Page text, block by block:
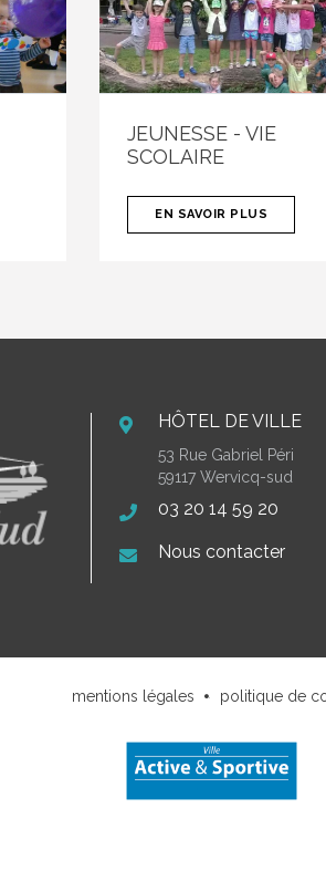
JEUNESSE - VIE
SCOLAIRE
EN SAVOIR PLUS
HÔTEL DE VILLE
53 Rue Gabriel Péri
59117 Wervicq-sud
03 20 14 59 20
Nous contacter
mentions légales . politique de